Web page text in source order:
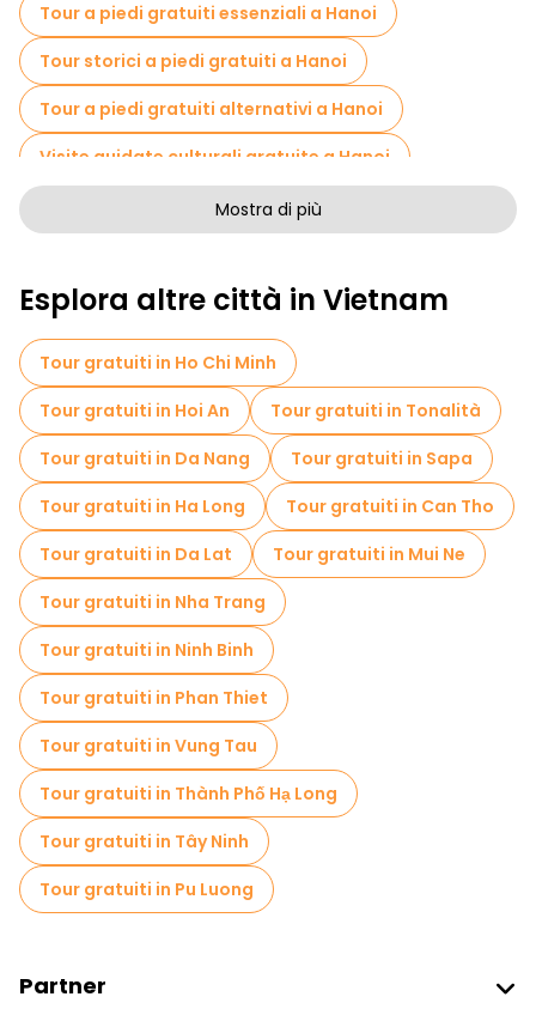
Tour a piedi gratuiti essenziali a Hanoi
Tour storici a piedi gratuiti a Hanoi
Tour a piedi gratuiti alternativi a Hanoi
Visite guidate culturali gratuite a Hanoi
Tour a piedi senza arte a Hanoi
Attività sportive a Hanoi
Crociere in Hanoi
Musei in Hanoi
Visita gratuita del centro storico Hanoi
Visite al mercato in Hanoi
Tour di degustazione locali in Hanoi
Gite giornaliere gratuite a Hanoi
Passeggiate notturne gratuite a Hanoi
Tour in bicicletta a Hanoi
Tour gastronomici a Hanoi
Tour gratuiti nelle vicinanze Hanoi Old Quarter
Tour gratuiti nelle vicinanze St Joseph Cathedral
Mostra di più
Esplora altre città in Vietnam
Tour gratuiti in Ho Chi Minh
Tour gratuiti in Hoi An
Tour gratuiti in Tonalità
Tour gratuiti in Da Nang
Tour gratuiti in Sapa
Tour gratuiti in Ha Long
Tour gratuiti in Can Tho
Tour gratuiti in Da Lat
Tour gratuiti in Mui Ne
Tour gratuiti in Nha Trang
Tour gratuiti in Ninh Binh
Tour gratuiti in Phan Thiet
Tour gratuiti in Vung Tau
Tour gratuiti in Thành Phố Hạ Long
Tour gratuiti in Tây Ninh
Tour gratuiti in Pu Luong
Partner